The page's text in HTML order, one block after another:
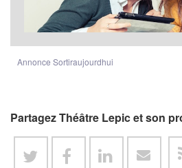
Annonce Sortiraujourdhui
Partagez Théâtre Lepic et son